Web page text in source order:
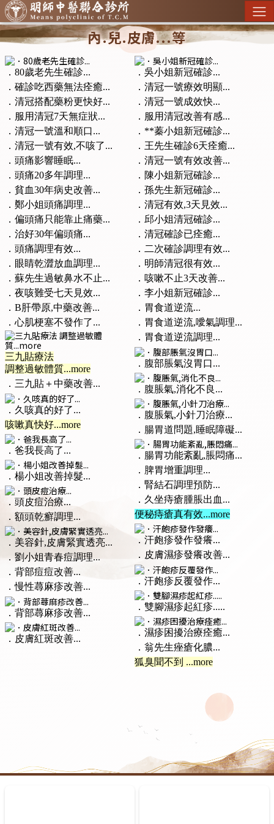
內.兒.皮膚...等
．80歲老先生確診...
．確診吃西藥無法痊癒...
．清冠搭配藥粉更快好...
．服用清冠7天無症狀...
．清冠一號溫和順口...
．清冠一號有效,不咳了...
．頭痛影響睡眠...
．頭痛20多年調理...
．貧血30年病史改善...
．鄭小姐頭痛調理...
．偏頭痛只能靠止痛藥...
．治好30年偏頭痛...
．頭痛調理有效...
．眼睛乾澀放血調理...
．蘇先生過敏鼻水不止...
．夜咳難受七天見效...
．B肝帶原,中藥改善...
．心肌梗塞不發作了...
三九貼療法
調整過敏體質...more
．三九貼＋中藥改善...
．久咳真的好了...
咳嗽真快好...more
．爸我長高了...
．楊小姐改善掉髮...
．頭皮痘治療...
．額頭乾癬調理...
．美容針,皮膚緊實透亮...
．劉小姐青春痘調理...
．背部痘痘改善...
．慢性蕁麻疹改善...
．背部蕁麻疹改善...
．皮膚紅斑改善...
．吳小姐新冠確診...
．清冠一號療效明顯...
．清冠一號成效快...
．服用清冠改善有感...
．**蓁小姐新冠確診...
．王先生確診6天痊癒...
．清冠一號有效改善...
．陳小姐新冠確診...
．孫先生新冠確診...
．清冠有效,3天見效...
．邱小姐清冠確診...
．清冠確診已痊癒...
．二次確診調理有效...
．明師清冠很有效...
．咳嗽不止3天改善...
．李小姐新冠確診...
．胃食道逆流...
．胃食道逆流,噯氣調理...
．胃食道逆流調理...
．腹部脹氣沒胃口...
．腹脹氣,消化不良...
．腹脹氣,小針刀治療...
．腸胃道問題,睡眠障礙...
．腸胃功能紊亂,脹悶痛...
．脾胃增重調理...
．腎結石調理預防...
．久坐痔瘡腫脹出血...
便秘痔瘡真有效...more
．汗皰疹發作發癢...
．皮膚濕疹發癢改善...
．汗皰疹反覆發作...
．雙腳濕疹起紅疹.....
．濕疹困擾治療痊癒...
．翁先生痤瘡化膿...
狐臭聞不到 ...more